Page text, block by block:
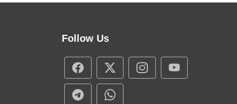
Follow Us